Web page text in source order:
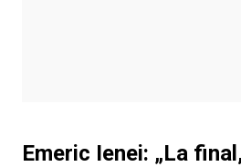
Emeric Ienei: „La